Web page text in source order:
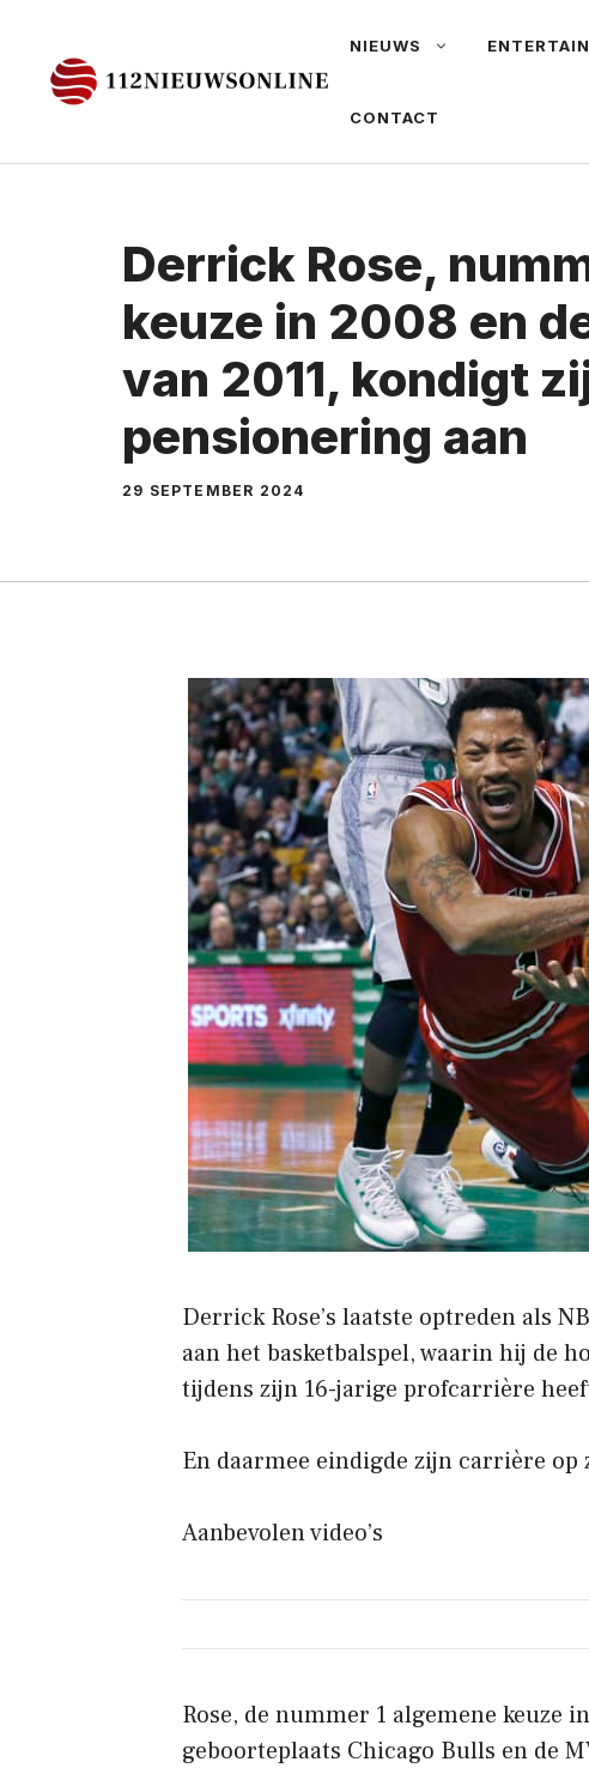
NIEUWS
CONTACT
Derrick Rose,
keuze in 2008 en
van 2011, kondigt
pensionering aan
29 SEPTEMBER 2024
Derrick Rose’s laatste optreden als
aan het basketbalspel, waarin hij de
tijdens zijn 16-jarige profcarrière
En daarmee eindigde zijn carrière op
Aanbevolen video’s
Rose, de nummer 1 algemene keuze
geboorteplaats Chicago Bulls en de